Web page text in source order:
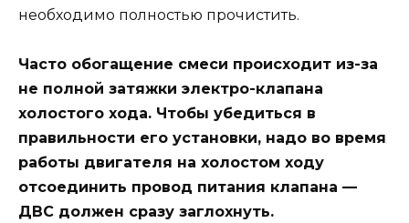
необходимо полностью прочистить.
Часто обогащение смеси происходит из-за
не полной затяжки электро-клапана
холостого хода. Чтобы убедиться в
правильности его установки, надо во время
работы двигателя на холостом ходу
отсоединить провод питания клапана —
ДВС должен сразу заглохнуть.